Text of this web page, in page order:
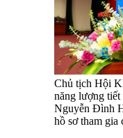
Chủ tịch Hội
năng lượng
Nguyễn Đình
hồ sơ tham gia